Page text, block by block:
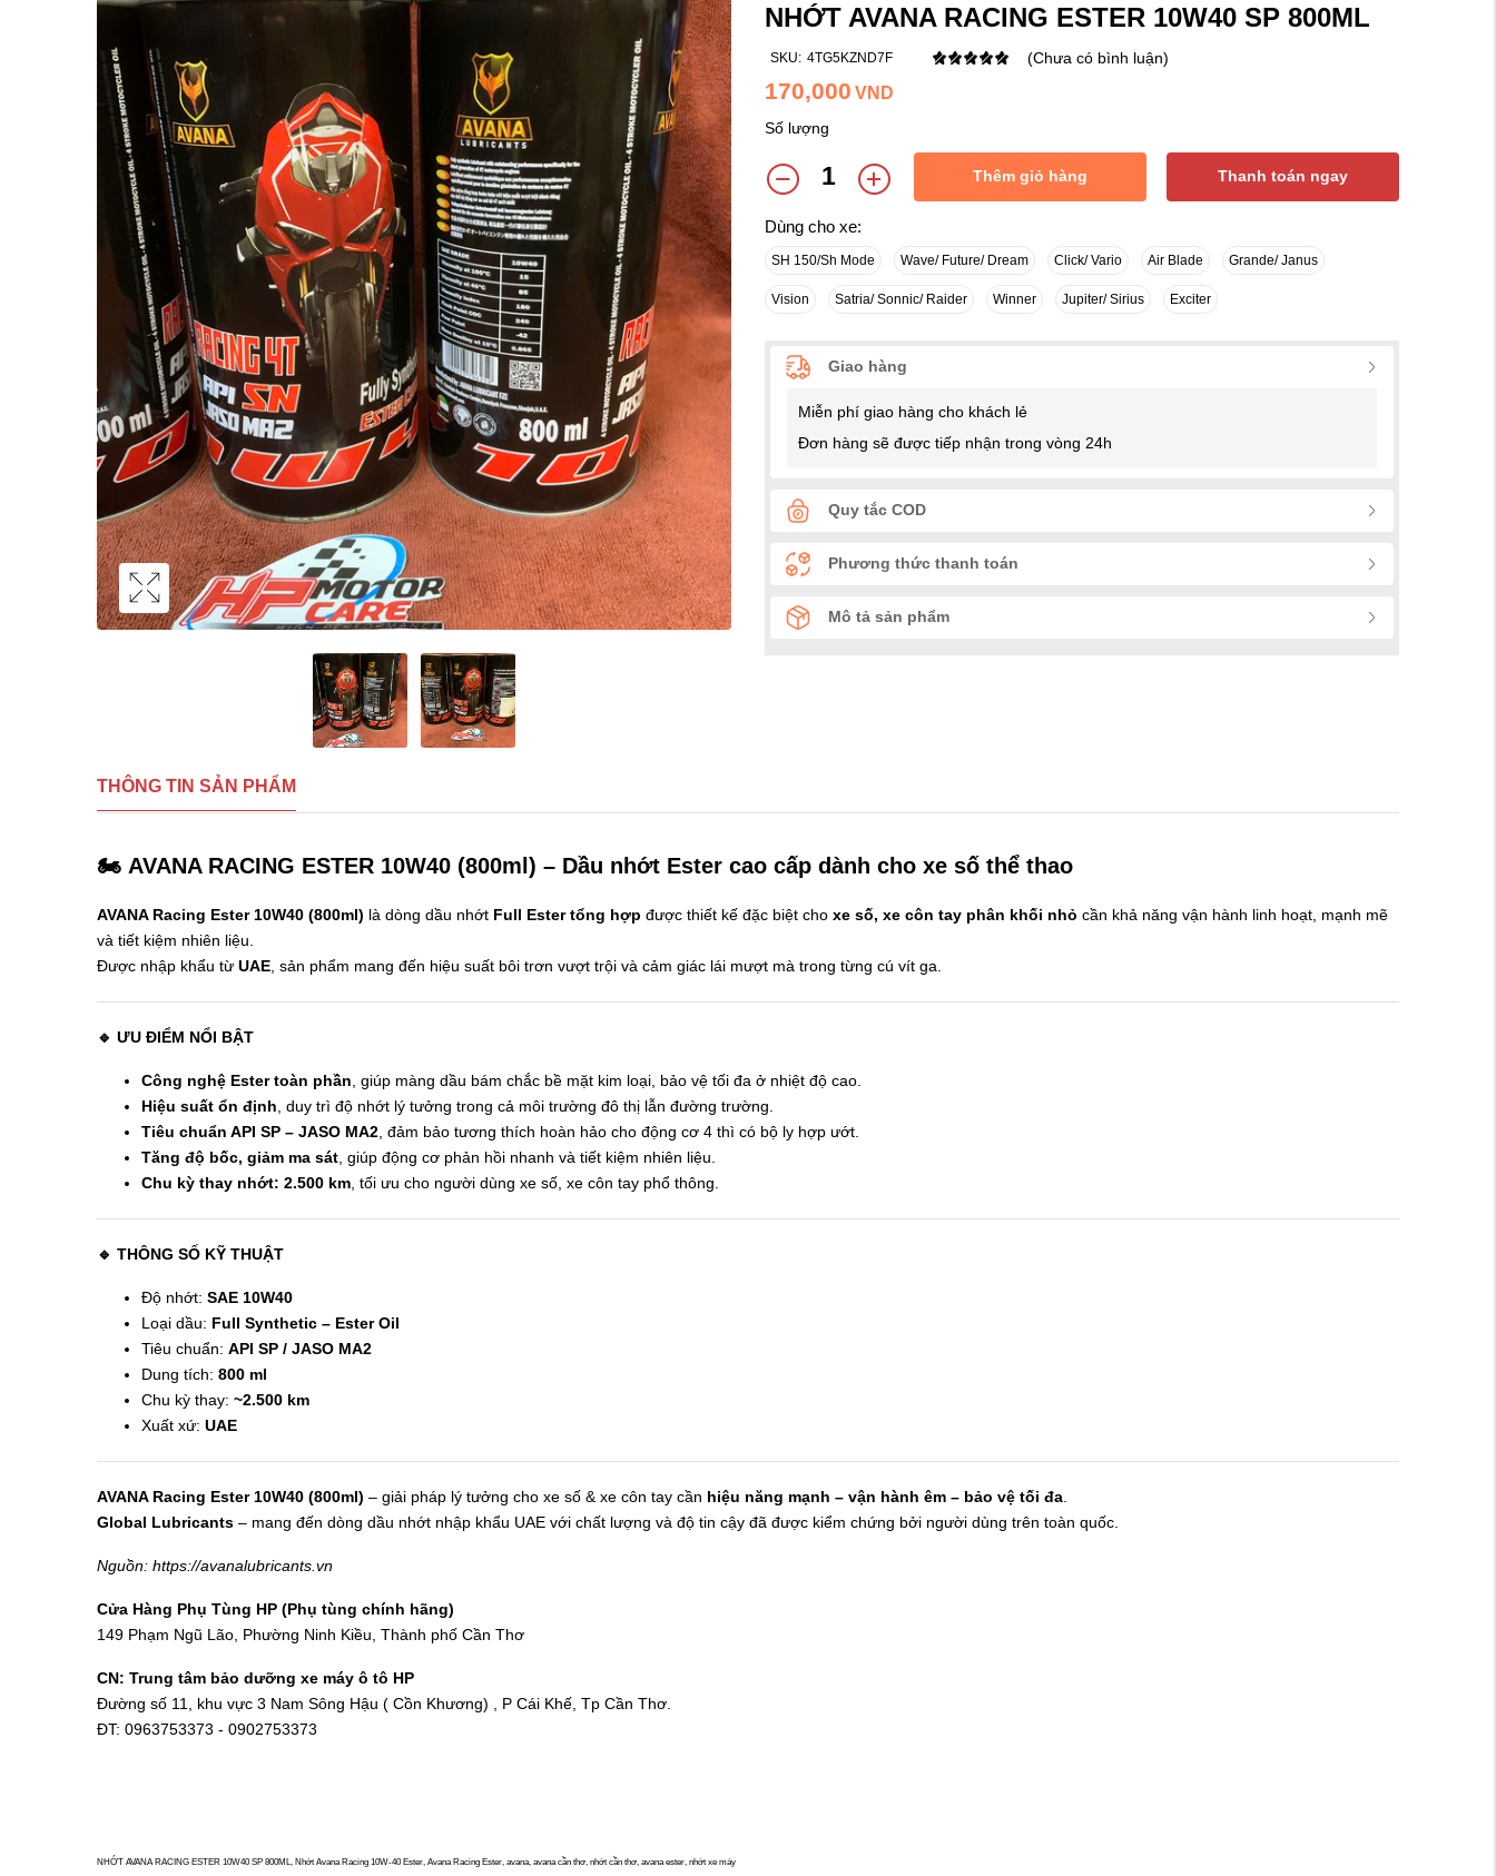
NHỚT AVANA RACING ESTER 10W40 SP 800ML
SKU: 4TG5KZND7F (Chưa có bình luận)
170,000 VND
Số lượng
Thêm giỏ hàng Thanh toán ngay
Dùng cho xe:
SH 150/Sh Mode Wave/ Future/ Dream Click/ Vario Air Blade Grande/ Janus
Vision Satria/ Sonnic/ Raider Winner Jupiter/ Sirius Exciter
Giao hàng
Miễn phí giao hàng cho khách lẻ
Đơn hàng sẽ được tiếp nhận trong vòng 24h
Quy tắc COD
Phương thức thanh toán
Mô tả sản phẩm
THÔNG TIN SẢN PHẨM
🏍️ AVANA RACING ESTER 10W40 (800ml) – Dầu nhớt Ester cao cấp dành cho xe số thể thao
AVANA Racing Ester 10W40 (800ml) là dòng dầu nhớt Full Ester tổng hợp được thiết kế đặc biệt cho xe số, xe côn tay phân khối nhỏ cần khả năng vận hành linh hoạt, mạnh mẽ
và tiết kiệm nhiên liệu.
Được nhập khẩu từ UAE , sản phẩm mang đến hiệu suất bôi trơn vượt trội và cảm giác lái mượt mà trong từng cú vít ga.
🔹 ƯU ĐIỂM NỔI BẬT
Công nghệ Ester toàn phần , giúp màng dầu bám chắc bề mặt kim loại, bảo vệ tối đa ở nhiệt độ cao.
Hiệu suất ổn định , duy trì độ nhớt lý tưởng trong cả môi trường đô thị lẫn đường trường.
Tiêu chuẩn API SP – JASO MA2 , đảm bảo tương thích hoàn hảo cho động cơ 4 thì có bộ ly hợp ướt.
Tăng độ bốc, giảm ma sát , giúp động cơ phản hồi nhanh và tiết kiệm nhiên liệu.
Chu kỳ thay nhớt: 2.500 km , tối ưu cho người dùng xe số, xe côn tay phổ thông.
🔹 THÔNG SỐ KỸ THUẬT
Độ nhớt: SAE 10W40
Loại dầu: Full Synthetic – Ester Oil
Tiêu chuẩn: API SP / JASO MA2
Dung tích: 800 ml
Chu kỳ thay: ~2.500 km
Xuất xứ: UAE
AVANA Racing Ester 10W40 (800ml) – giải pháp lý tưởng cho xe số & xe côn tay cần hiệu năng mạnh – vận hành êm – bảo vệ tối đa
Global Lubricants – mang đến dòng dầu nhớt nhập khẩu UAE với chất lượng và độ tin cậy đã được kiểm chứng bởi người dùng trên toàn quốc.
Nguồn: https://avanalubricants.vn
Cửa Hàng Phụ Tùng HP (Phụ tùng chính hãng)
149 Phạm Ngũ Lão, Phường Ninh Kiều, Thành phố Cần Thơ
CN: Trung tâm bảo dưỡng xe máy ô tô HP
Đường số 11, khu vực 3 Nam Sông Hậu ( Cồn Khương) , P Cái Khế, Tp Cần Thơ.
ĐT: 0963753373 - 0902753373
NHỚT AVANA RACING ESTER 10W40 SP 800ML, Nhớt Avana Racing 10W-40 Ester, Avana Racing Ester, avana, avana cần thơ, nhớt cần thơ, avana ester, nhớt xe máy